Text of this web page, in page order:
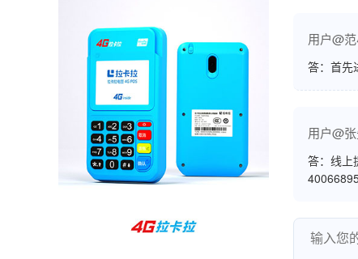
孙女士
收到用了还可以，朋友推荐用的，她之前用了竟
然给提额了，希望我也能提呃，客服还和我说了
很多提额小技巧希望有用吧。
杨先生
用户@
答：首先
用户@
答：线上